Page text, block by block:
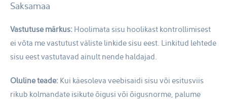
Saksamaa
Vastutuse märkus: Hoolimata sisu hoolikast kontrollimisest
ei võta me vastutust väliste linkide sisu eest. Linkitud lehtede
sisu eest vastutavad ainult nende haldajad.
Oluline teade: Kui käesoleva veebisaidi sisu või esitusviis
rikub kolmandate isikute õigusi või õigusnorme, palume